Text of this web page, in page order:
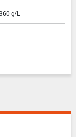
g/L